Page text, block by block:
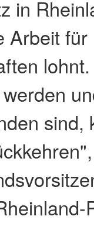
in
Arbeit
sind,